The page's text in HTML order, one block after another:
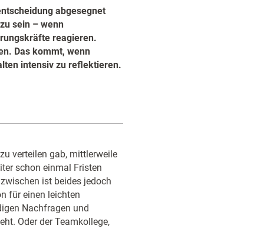
abgesegnet
sein – wenn
reagieren.
Das kommt, wenn
intensiv zu reflektieren.
verteilen gab, mittlerweile
schon einmal Fristen
ist beides jedoch
für einen leichten
Nachfragen und
Oder der Teamkollege,